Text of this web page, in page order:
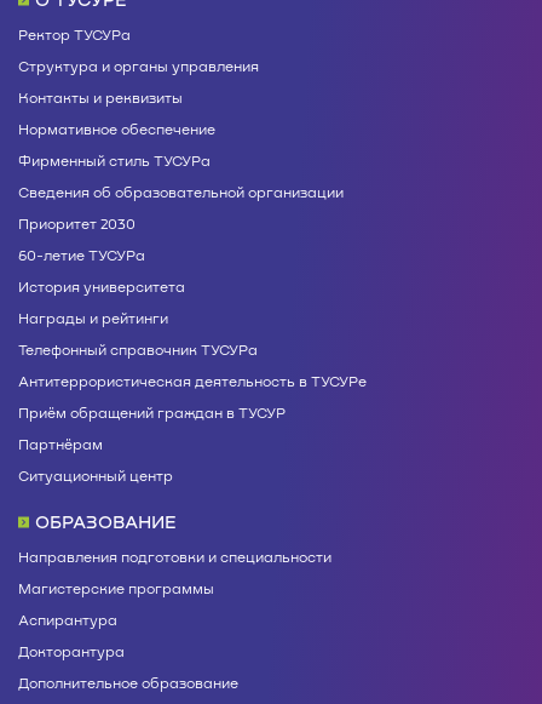
Ректор ТУСУРа
Структура и органы управления
Контакты и реквизиты
Нормативное обеспечение
Фирменный стиль ТУСУРа
Сведения об образовательной организации
Приоритет 2030
60-летие ТУСУРа
История университета
Награды и рейтинги
Телефонный справочник ТУСУРа
Антитеррористическая деятельность в ТУСУРе
Приём обращений граждан в ТУСУР
Партнёрам
Ситуационный центр
ОБРАЗОВАНИЕ
Направления подготовки и специальности
Магистерские программы
Аспирантура
Докторантура
Дополнительное образование